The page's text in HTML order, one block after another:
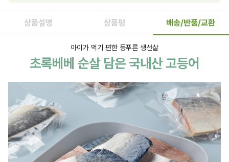
상품설명 상품평 배송/반품/교환
아이가 먹기 편한 등푸른 생선살
초록베베 순살 담은 국내산 고등어